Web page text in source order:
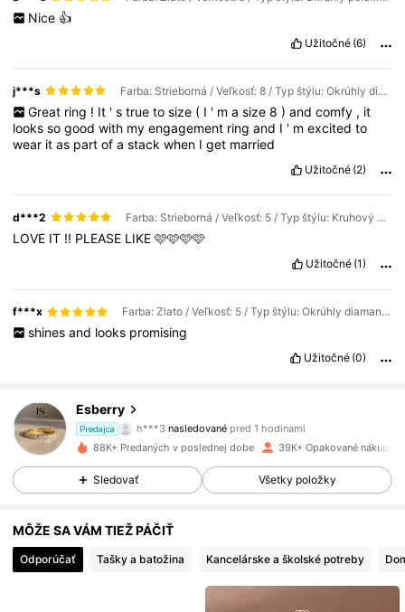
Nice 👍
Užitočné (6)
j***s Farba: Strieborná / Veľkosť: 8 / Typ štýlu: Okrúhly diamantový celokruhový stohovateľný prsteň - 1,8 mm
Great ring ! It ' s true to size ( I ' m a size 8 ) and comfy , it
lookssogoodwith myengagement ringand I ' mexcitedto
wear itas partofastackwhen Iget married
Užitočné (2)
d***2 Farba: Strieborná / Veľkosť: 5 / Typ štýlu: Kruhový okrúhly stohovateľný diamantový prsteň - 1,4 mm
LOVE IT !! PLEASE LIKE🩷🩷🩷🩷
Užitočné (1)
f***x Farba: Zlato / Veľkosť: 5 / Typ štýlu: Okrúhly diamantový polkruhový stohovateľný prsteň-2MM
shines and looks promising
Užitočné (0)
Esberry
Predajca
a***8 prezerá
4.85
99K Sledovatelia
4.85 99K Sledovatelia
88K+ Predaných v poslednej dobe 39K+ Opakované nákupy
Sledovať Všetky položky
MÔŽE SA VÁM TIEŽ PÁČIŤ
Odporúčať Tašky a batožina Kancelárske a školské potreby